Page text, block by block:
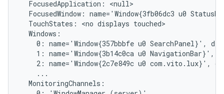
  FocusedApplication: <null>
FocusedWindow: name='Window{3fb06dc3 u0
  TouchStates: <no displays touched>
  Windows:
0: name='Window{357bbbfe u0 SearchPanel}',
1: name='Window{3b14c0ca u0 NavigationBar}',
2: name='Window{2c7e849c u0 com.vito.lux}',
    ...
  MonitoringChannels: